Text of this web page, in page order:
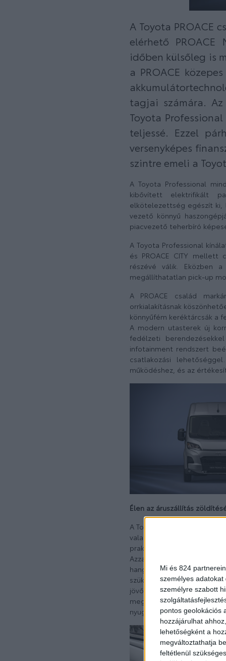
Mi és 824
személyes
személyre szabott
pontos geolokációs
hozzájárulhat
lehetőségként a
megváltoztathatja
feltétlenül
A Toyota PROACE
elérhető
időben külsőleg is
a PROACE
tagjai számára.
Toyota
teljessé. Ezzel
versenyképes
szintre emeli a
A Toyota Professional
kibővített elektrifikált
elkötelezettség egészít ki,
vezető könnyű
piacvezető teherbíró
A Toyota Professional
és PROACE CITY
részévé válik. Eközben
megállíthatatlan pick-up
A PROACE család
orrkialakításnak
könnyűfém keréktárcsák a
A modern utasterek új
fedélzeti
infotainment rendszert
csatlakozási
működéshez, és az
Élen az áruszállítás
A Toyota
valamennyi járműve
praktikum és
Azzal, hogy a Toyota
hangsúlyozza
szükségük ahhoz, hogy
jövőben a zéró
megtalálható a legújabb
nyugalmat biztosít.